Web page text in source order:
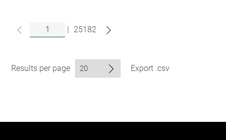
| 25182
Results per page Export .csv